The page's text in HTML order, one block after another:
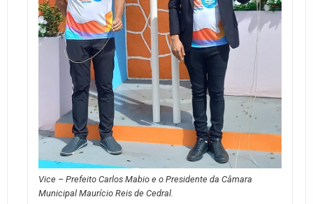
Vice – Prefeito Carlos Mabio e o Presidente da Câmara
Municipal Maurício Reis de Cedral.